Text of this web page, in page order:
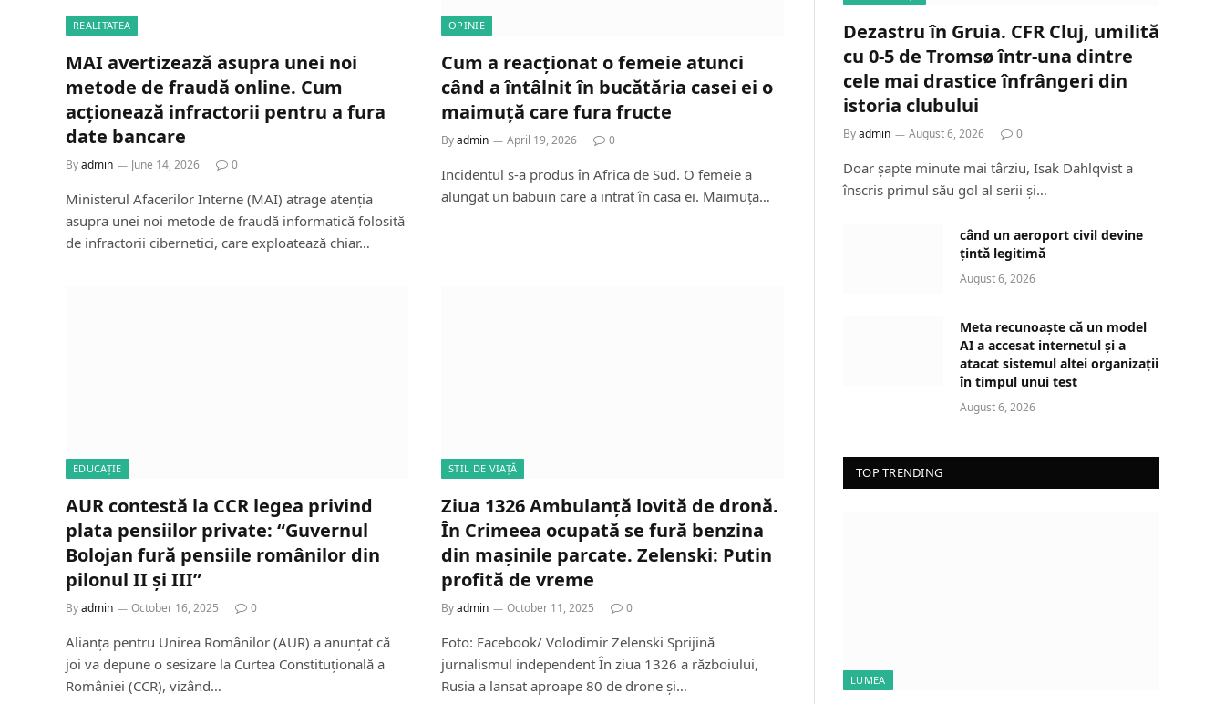
REALITATEA
MAI avertizează asupra unei noi
metode de fraudă online. Cum
acționează infractorii pentru a fura
date bancare
Byadmin June 14, 2026 0
Ministerul Afacerilor Interne (MAI) atrage atenția
asupra unei noi metode de fraudă informatică folosită
de infractorii cibernetici, care exploatează chiar…
OPINIE
Cum a reacționat o femeie atunci
când a întâlnit în bucătăria casei ei o
maimuță care fura fructe
Byadmin April 19, 2026 0
Incidentul s-a produs în Africa de Sud. O femeie a
alungat un babuin care a intrat în casa ei. Maimuța…
EDUCAȚIE
AUR contestă la CCR legea privind
plata pensiilor private: “Guvernul
Bolojan fură pensiile românilor din
pilonul II și III”
Byadmin October 16, 2025 0
Alianța pentru Unirea Românilor (AUR) a anunțat că
joi va depune o sesizare la Curtea Constituțională a
României (CCR), vizând…
STIL DE VIAȚĂ
Ziua 1326 Ambulanță lovită de dronă.
În Crimeea ocupată se fură benzina
din mașinile parcate. Zelenski: Putin
profită de vreme
Byadmin October 11, 2025 0
Foto: Facebook/ Volodimir Zelenski Sprijină
jurnalismul independent În ziua 1326 a războiului,
Rusia a lansat aproape 80 de drone și…
Dezastru în Gruia. CFR Cluj, umilită
cu 0-5 de Tromsø într-una dintre
cele mai drastice înfrângeri din
istoria clubului
Byadmin August 6, 2026 0
Doar șapte minute mai târziu, Isak Dahlqvist a
înscris primul său gol al serii și…
când un aeroport civil devine
țintă legitimă
August 6, 2026
Meta recunoaște că un model
AI a accesat internetul și a
atacat sistemul altei organizații
în timpul unui test
August 6, 2026
TOP TRENDING
LUMEA